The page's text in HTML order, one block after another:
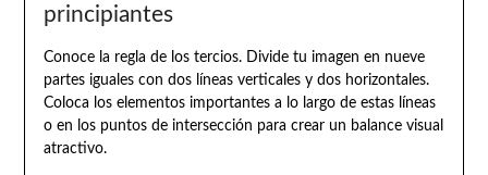
principiantes
Conoce la regla de los tercios. Divide tu imagen en nueve
partes iguales con dos líneas verticales y dos horizontales.
Coloca los elementos importantes a lo largo de estas líneas
o en los puntos de intersección para crear un balance visual
atractivo.